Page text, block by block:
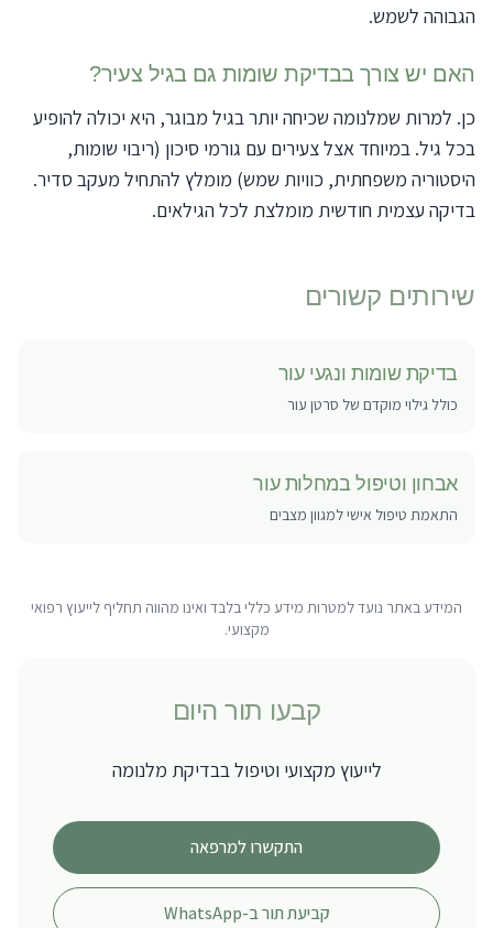
הגבוהה לשמש.
האם יש צורך בבדיקת שומות גם בגיל צעיר?
כן. למרות שמלנומה שכיחה יותר בגיל מבוגר, היא יכולה להופיע
בכל גיל. במיוחד אצל צעירים עם גורמי סיכון (ריבוי שומות,
היסטוריה משפחתית, כוויות שמש) מומלץ להתחיל מעקב סדיר.
בדיקה עצמית חודשית מומלצת לכל הגילאים.
שירותים קשורים
בדיקת שומות ונגעי עור
כולל גילוי מוקדם של סרטן עור
אבחון וטיפול במחלות עור
התאמת טיפול אישי למגוון מצבים
המידע באתר נועד למטרות מידע כללי בלבד ואינו מהווה תחליף לייעוץ רפואי
מקצועי.
קבעו תור היום
לייעוץ מקצועי וטיפול בבדיקת מלנומה
התקשרו למרפאה
קביעת תור ב-WhatsApp